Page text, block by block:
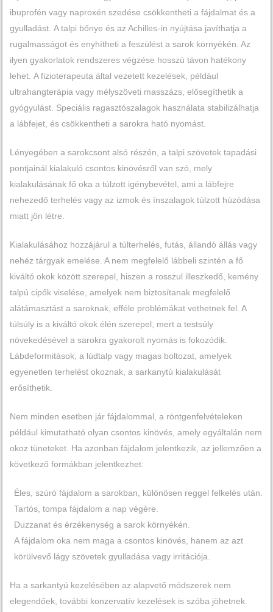
ibuprofén vagy naproxén szedése csökkentheti a fájdalmat és a
gyulladást. A talpi bőnye és az Achilles-ín nyújtása javíthatja a
rugalmasságot és enyhítheti a feszülést a sarok környékén. Az
ilyen gyakorlatok rendszeres végzése hosszú távon hatékony
lehet. A fizioterapeuta által vezetett kezelések, például
ultrahangterápia vagy mélyszöveti masszázs, elősegíthetik a
gyógyulást. Speciális ragasztószalagok használata stabilizálhatja
a lábfejet, és csökkentheti a sarokra ható nyomást.
Lényegében a sarokcsont alsó részén, a talpi szövetek tapadási
pontjainál kialakuló csontos kinövésről van szó, mely
kialakulásának fő oka a túlzott igénybevétel, ami a lábfejre
nehezedő terhelés vagy az izmok és ínszalagok túlzott húzódása
miatt jön létre.
Kialakulásához hozzájárul a túlterhelés, futás, állandó állás vagy
nehéz tárgyak emelése. A nem megfelelő lábbeli szintén a fő
kiváltó okok között szerepel, hiszen a rosszul illeszkedő, kemény
talpú cipők viselése, amelyek nem biztosítanak megfelelő
alátámasztást a saroknak, efféle problémákat vethetnek fel. A
túlsúly is a kiváltó okok élén szerepel, mert a testsúly
növekedésével a sarokra gyakorolt nyomás is fokozódik.
Lábdeformitások, a lúdtalp vagy magas boltozat, amelyek
egyenetlen terhelést okoznak, a sarkanytú kialakulását
erősíthetik.
Nem minden esetben jár fájdalommal, a röntgenfelvételeken
például kimutatható olyan csontos kinövés, amely egyáltalán nem
okoz tüneteket. Ha azonban fájdalom jelentkezik, az jellemzően a
következő formákban jelentkezhet:
Éles, szúró fájdalom a sarokban, különösen reggel felkelés után.
Tartós, tompa fájdalom a nap végére.
Duzzanat és érzékenység a sarok környékén.
A fájdalom oka nem maga a csontos kinövés, hanem az azt
körülvevő lágy szövetek gyulladása vagy irritációja.
Ha a sarkantyú kezelésében az alapvető módszerek nem
elegendőek, további konzervatív kezelések is szóba jöhetnek.